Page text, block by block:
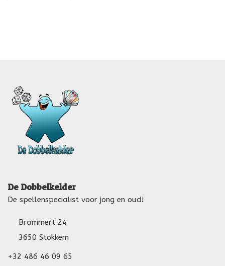
De Dobbelkelder
De spellenspecialist voor jong en oud!
Brammert 24
3650 Stokkem
+32 486 46 09 65